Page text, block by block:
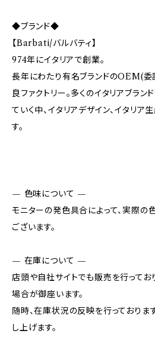
◆ブランド◆
【Barbati/バルバティ】
974年にイタリアで創業。
長年にわたり有名ブランドのOEM(
良ファクトリー。多くのイタリアブラ
ていく中、イタリアデザイン、イタリ
す。
— 色味について —
モニターの発色具合によって、実際の
ございます。
— 在庫について —
店頭や自社サイトでも販売を行ってお
場合が御座います。
随時、在庫状況の反映を行っておりま
し上げます。